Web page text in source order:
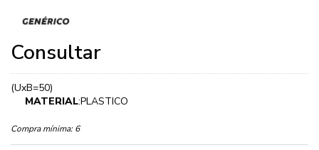
Consultar
(UxB=50)
MATERIAL:PLASTICO
Compra mínima: 6